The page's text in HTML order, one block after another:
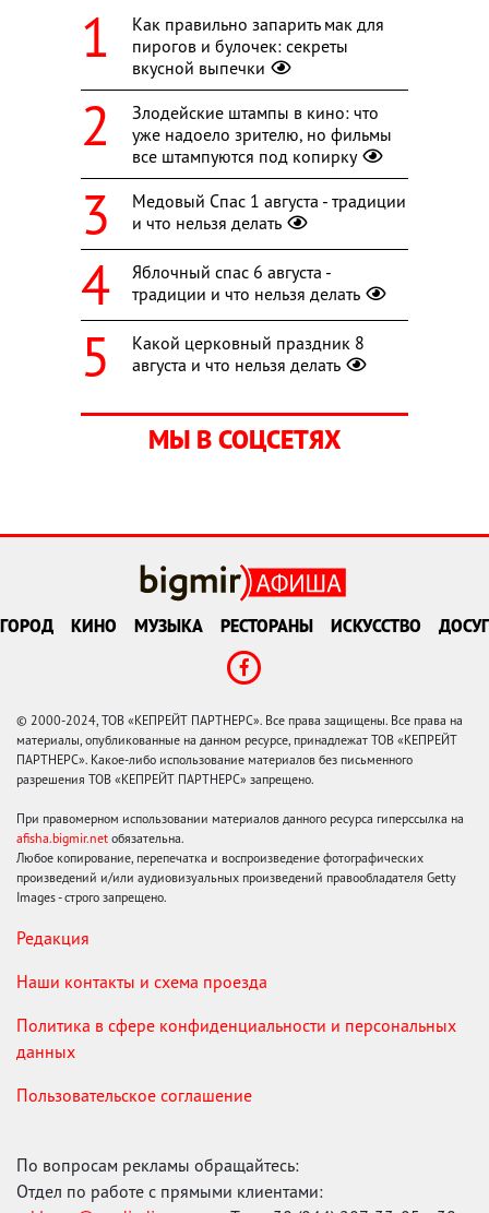
Как правильно запарить мак для
пирогов и булочек: секреты
вкусной выпечки
Злодейские штампы в кино: что
уже надоело зрителю, но фильмы
все штампуются под копирку
Медовый Спас 1 августа - традиции
и что нельзя делать
Яблочный спас 6 августа -
традиции и что нельзя делать
Какой церковный праздник 8
августа и что нельзя делать
МЫ В СОЦСЕТЯХ
ГОРОД КИНО МУЗЫКА РЕСТОРАНЫ ИСКУССТВО ДОСУГ
© 2000-2024, ТОВ «КЕПРЕЙТ ПАРТНЕРС». Все права защищены. Все права на
материалы, опубликованные на данном ресурсе, принадлежат ТОВ «КЕПРЕЙТ
ПАРТНЕРС». Какое-либо использование материалов без письменного
разрешения ТОВ «КЕПРЕЙТ ПАРТНЕРС» запрещено.
При правомерном использовании материалов данного ресурса гиперссылка на
afisha.bigmir.net обязательна.
Любое копирование, перепечатка и воспроизведение фотографических
произведений и/или аудиовизуальных произведений правообладателя Getty
Images - строго запрещено.
Редакция
Наши контакты и схема проезда
Политика в сфере конфиденциальности и персональных
данных
Пользовательское соглашение
По вопросам рекламы обращайтесь:
Отдел по работе с прямыми клиентами: